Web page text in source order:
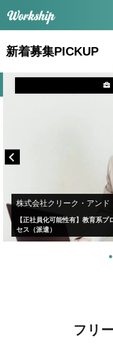
新着募集PICKUP
株式会社クリーク・アンド
【正社員化可能性有】教育系
セス（派遣）
フリ